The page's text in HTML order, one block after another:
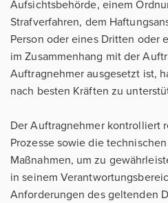
Aufsichtsbehörde, einem
Strafverfahren, dem
Person oder eines Dritten oder
im Zusammenhang mit der
Auftragnehmer ausgesetzt ist,
nach besten Kräften zu
Der Auftragnehmer kontrolliert
Prozesse sowie die
Maßnahmen, um zu
in seinem
Anforderungen des geltenden